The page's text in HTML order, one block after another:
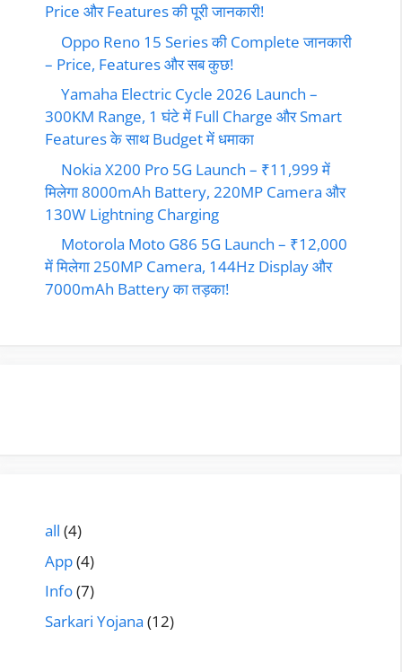
Price और Features की पूरी जानकारी!
Oppo Reno 15 Series की Complete जानकारी
– Price, Features और सब कुछ!
Yamaha Electric Cycle 2026 Launch –
300KM Range, 1 घंटे में Full Charge और Smart
Features के साथ Budget में धमाका
Nokia X200 Pro 5G Launch – ₹11,999 में
मिलेगा 8000mAh Battery, 220MP Camera और
130W Lightning Charging
Motorola Moto G86 5G Launch – ₹12,000
में मिलेगा 250MP Camera, 144Hz Display और
7000mAh Battery का तड़का!
all (4)
App(4)
Info(7)
Sarkari Yojana (12)